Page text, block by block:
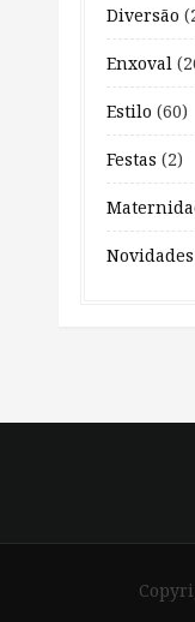
Diversão
Enxoval
Estilo (60)
Festas (2)
Novidades